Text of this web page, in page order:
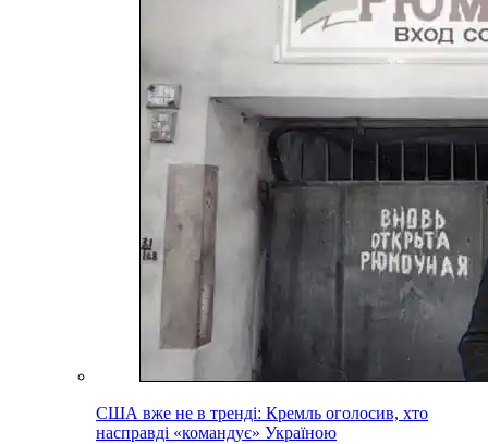
США вже не в тренді: Кремль оголосив, хто
насправді «командує» Україною